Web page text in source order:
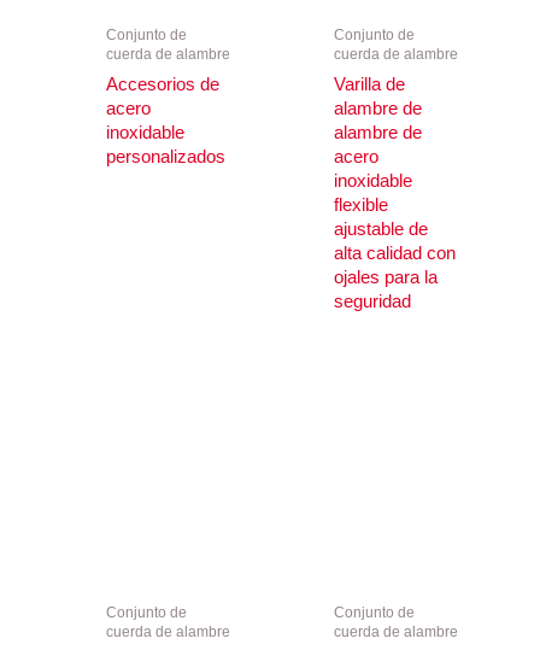
Conjunto de
cuerda de alambre
Accesorios de
acero
inoxidable
personalizados
Conjunto de
cuerda de alambre
Varilla de
alambre de
alambre de
acero
inoxidable
flexible
ajustable de
alta calidad con
ojales para la
seguridad
Conjunto de
cuerda de alambre
Conjunto de
cuerda de alambre